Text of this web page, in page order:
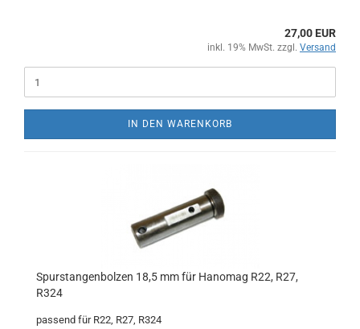
27,00 EUR
inkl. 19% MwSt. zzgl. Versand
IN DEN WARENKORB
Spurstangenbolzen 18,5 mm für Hanomag R22, R27,
R324
passend für R22, R27, R324